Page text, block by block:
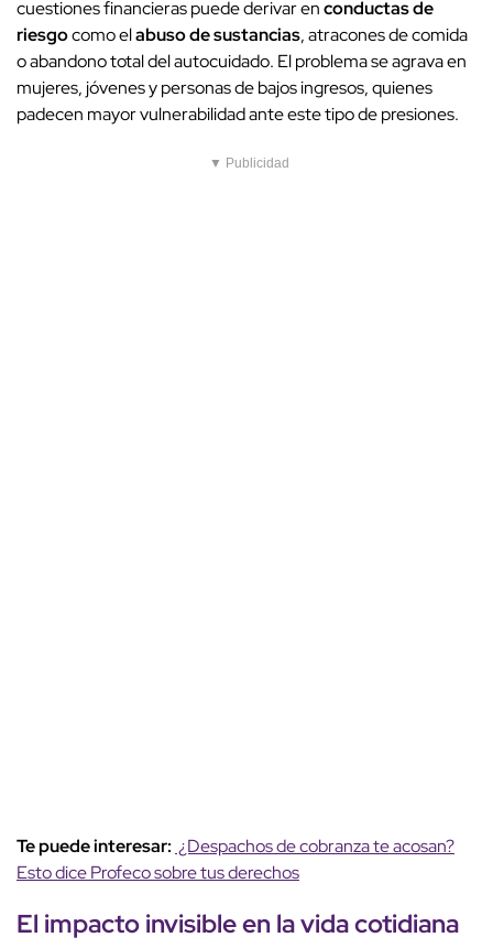
cuestiones financieras puede derivar enconductas de
riesgocomo elabuso de sustancias, atracones de comida
o abandono total del autocuidado. El problema se agrava en
mujeres, jóvenes y personas de bajos ingresos, quienes
padecen mayor vulnerabilidad ante este tipo de presiones.
▼ Publicidad
Te puede interesar: ¿Despachos de cobranza te acosan?
Esto dice Profeco sobre tus derechos
El impacto invisible en la vida cotidiana